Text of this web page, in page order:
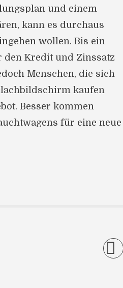
und einem
kann es durchaus
wollen. Bis ein
den Kredit und Zinssatz
Menschen, die sich
kaufen
Besser kommen
für eine neue